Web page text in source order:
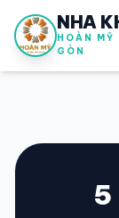
NHA
HOÀN MỸ
GÒN
5